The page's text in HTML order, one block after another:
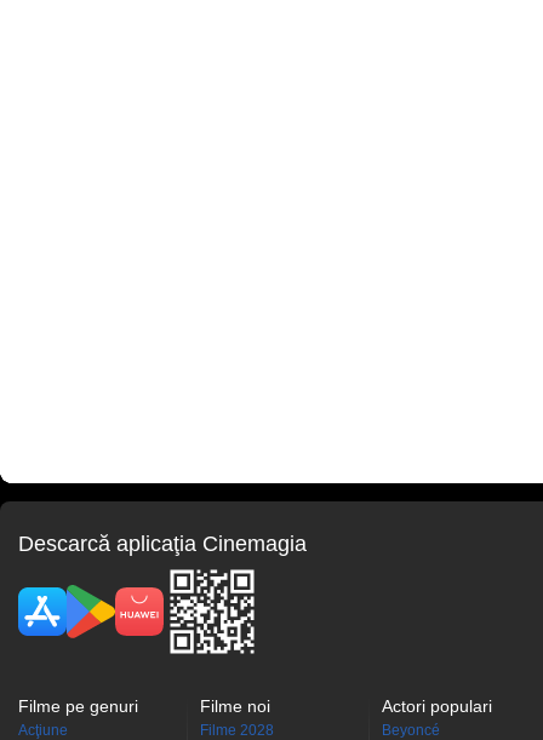
Descarcă aplicaţia Cinemagia
Filme pe genuri
Acţiune
Filme noi
Filme 2028
Actori populari
Beyoncé